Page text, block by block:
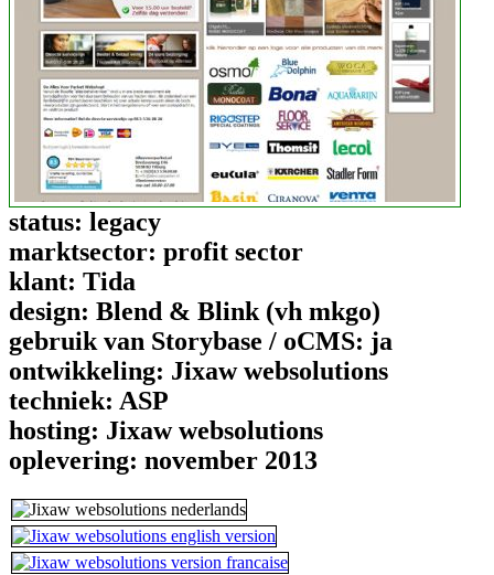
status: legacy
marktsector: profit sector
klant: Tida
design: Blend & Blink (vh mkgo)
gebruik van Storybase / oCMS: ja
ontwikkeling: Jixaw websolutions
techniek: ASP
hosting: Jixaw websolutions
oplevering: november 2013